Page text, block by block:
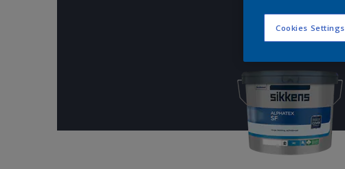
Cookies Settings